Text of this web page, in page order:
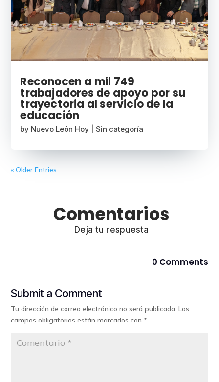
Reconocen a mil 749
trabajadores de apoyo por su
trayectoria al servicio de la
educación
by Nuevo León Hoy |Sin categoría
« Older Entries
Comentarios
Deja tu respuesta
0 Comments
Submit a Comment
Tu dirección de correo electrónico no será publicada. Los
campos obligatorios están marcados con*